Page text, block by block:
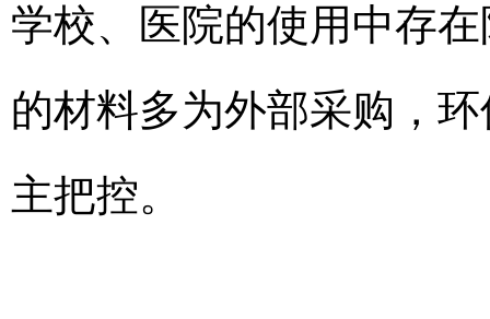
学校、医院的使用中存
的材料多为外部采购，
主把控。